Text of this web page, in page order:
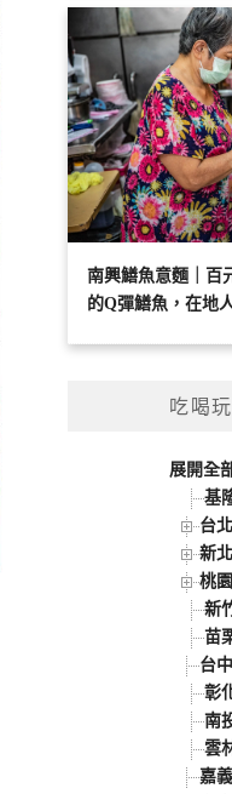
南興鱔魚意麵｜百
的Q彈鱔魚，在地
吃喝
展開全
基
台
新
桃
新
苗
台
彰
南
雲
嘉